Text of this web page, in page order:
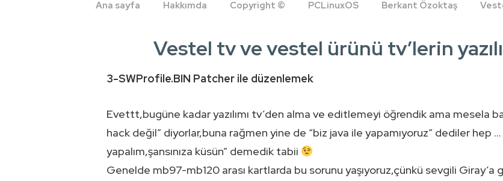
Ana sayfa Hakkımda Copyright © PCLinuxOS Berkant Özoktaş
Vestel tv ve vestel ürünü tv’lerin
3-SWProfile.BIN Patcher ile düzenlemek
Evettt,bugüne kadar yazılımı tv’den alma ve editlemeyi öğrendik ama mesela
hack değil” diyorlar,buna rağmen yine de “biz java ile yapamıyoruz” dediler hep
yapalım,şansınıza küsün” demedik tabii
Genelde mb97-mb120 arası kartlarda bu sorunu yaşıyoruz,çünkü sevgili